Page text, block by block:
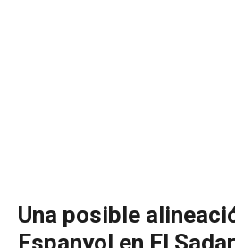
Una posible
Espanyol en El Sadar